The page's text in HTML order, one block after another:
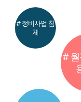
#
# 정비사업 침
체